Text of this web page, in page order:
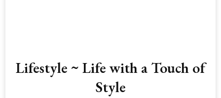
Lifestyle ~ Life with a Touch of
Style